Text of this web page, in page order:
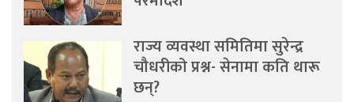
राज्य व्यवस्था समितिमा सुरेन्द्र
चौधरीको प्रश्न- सेनामा कति थारू
छन्?